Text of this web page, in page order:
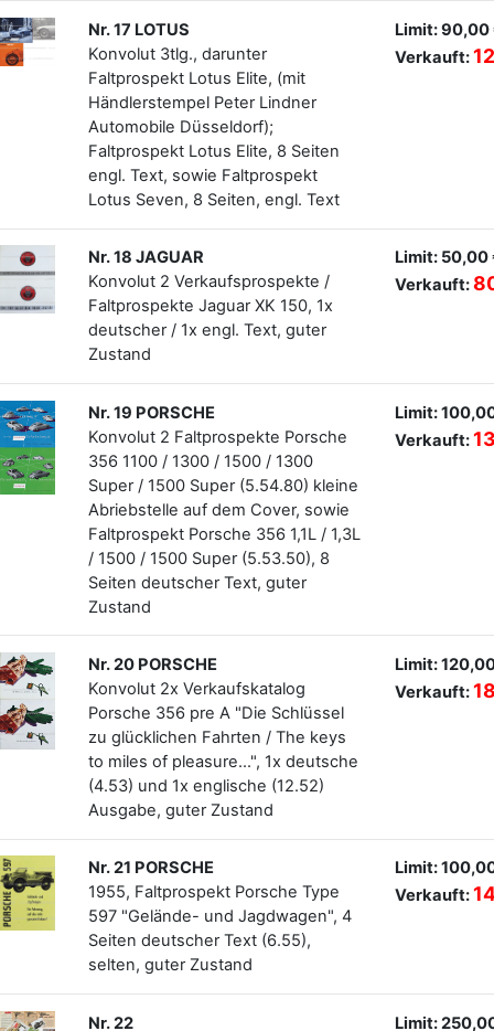
Nr. 17 LOTUS
Konvolut 3tlg., darunter
Faltprospekt Lotus Elite, (mit
Händlerstempel Peter Lindner
Automobile Düsseldorf);
Faltprospekt Lotus Elite, 8 Seiten
engl. Text, sowie Faltprospekt
Lotus Seven, 8 Seiten, engl. Text
Limit: 90,00
Verkauft:
Nr. 18 JAGUAR
Konvolut 2 Verkaufsprospekte /
Faltprospekte Jaguar XK 150, 1x
deutscher / 1x engl. Text, guter
Zustand
Limit: 50,00
Verkauft:
Nr. 19 PORSCHE
Konvolut 2 Faltprospekte Porsche
356 1100 / 1300 / 1500 / 1300
Super / 1500 Super (5.54.80) kleine
Abriebstelle auf dem Cover, sowie
Faltprospekt Porsche 356 1,1L / 1,3L
/ 1500 / 1500 Super (5.53.50), 8
Seiten deutscher Text, guter
Zustand
Limit:
Verkauft:
Nr. 20 PORSCHE
Konvolut 2x Verkaufskatalog
Porsche 356 pre A "Die Schlüssel
zu glücklichen Fahrten / The keys
to miles of pleasure...", 1x deutsche
(4.53) und 1x englische (12.52)
Ausgabe, guter Zustand
Limit:
Verkauft:
Nr. 21 PORSCHE
1955, Faltprospekt Porsche Type
597 "Gelände- und Jagdwagen", 4
Seiten deutscher Text (6.55),
selten, guter Zustand
Limit:
Verkauft:
Nr. 22 Limit: